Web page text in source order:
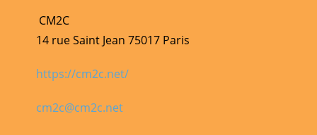
CM2C
14 rue Saint Jean 75017 Paris
https://cm2c.net/
cm2c@cm2c.net